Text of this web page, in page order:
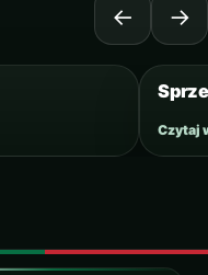
← →
8 WRZEŚNIA 2020
Czytaj